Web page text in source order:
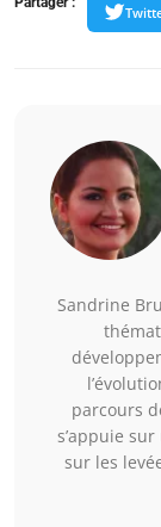
Sandrine
parcours
s’appuie
sur les